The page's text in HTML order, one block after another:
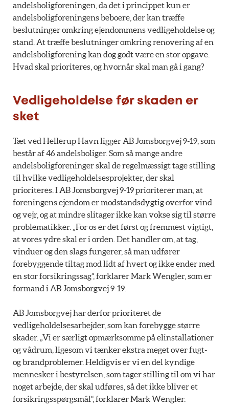
andelsboligforeningen, da det i princippet kun er
andelsboligforeningens beboere, der kan træffe
beslutninger omkring ejendommens vedligeholdelse og
stand. At træffe beslutninger omkring renovering af en
andelsboligforening kan dog godt være en stor opgave.
Hvad skal prioriteres, og hvornår skal man gå i gang?
Vedligeholdelse før skaden er
sket
Tæt ved Hellerup Havn ligger AB Jomsborgvej 9-19, som
består af 46 andelsboliger. Som så mange andre
andelsboligforeninger skal de regelmæssigt tage stilling
til hvilke vedligeholdelsesprojekter, der skal
prioriteres. I AB Jomsborgvej 9-19 prioriterer man, at
foreningens ejendom er modstandsdygtig overfor vind
og vejr, og at mindre slitager ikke kan vokse sig til større
problematikker. „For os er det først og fremmest vigtigt,
at vores ydre skal er i orden. Det handler om, at tag,
vinduer og den slags fungerer, så man udfører
forebyggende tiltag mod lidt af hvert og ikke ender med
en stor forsikringssag“, forklarer Mark Wengler, som er
formand i AB Jomsborgvej 9-19.
AB Jomsborgvej har derfor prioriteret de
vedligeholdelsesarbejder, som kan forebygge større
skader. „Vi er særligt opmærksomme på elinstallationer
og vådrum, ligesom vi tænker ekstra meget over fugt-
og brandproblemer. Heldigvis er vi en del kyndige
mennesker i bestyrelsen, som tager stilling til om vi har
noget arbejde, der skal udføres, så det ikke bliver et
forsikringsspørgsmål“, forklarer Mark Wengler.